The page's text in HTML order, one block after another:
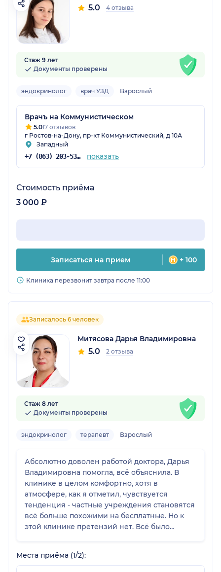
5.0 4 отзыва
Стаж 9 лет
Документы проверены
эндокринолог врач УЗД Взрослый
Врачъ на Коммунистическом
5.017 отзывов
г Ростов-на-Дону, пр-кт Коммунистический, д 10А
Западный
+7 (863) 203-53-57 показать
Стоимость приёма
3 000 ₽
Записаться на прием + 100
Клиника перезвонит завтра после 11:00
Записалось 6 человек
Митясова Дарья Владимировна
5.0 2 отзыва
Стаж 8 лет
Документы проверены
эндокринолог терапевт Взрослый
Абсолютно доволен работой доктора, Дарья
Владимировна помогла, всё объяснила. В
клинике в целом комфортно, хотя в
атмосфере, как я отметил, чувствуется
тенденция - частные учреждения становятся
всё больше похожими на бесплатные. Но к
этой клинике претензий нет. Всё было
Места приёма (1/2):